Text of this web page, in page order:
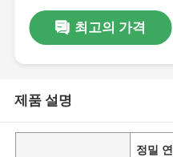
최고의 가격
제품 설명
정밀